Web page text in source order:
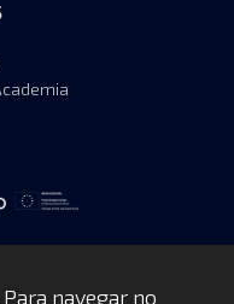
navegar no